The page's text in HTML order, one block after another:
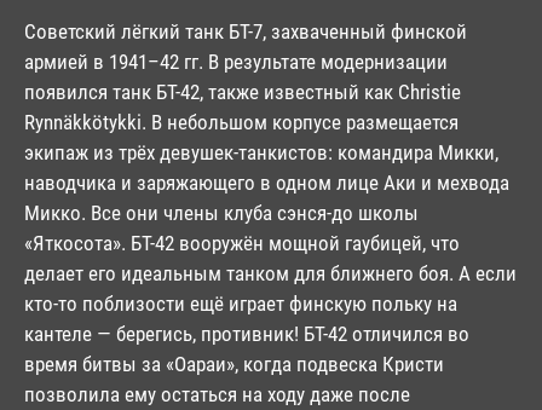
Советский лёгкий танк БТ-7, захваченный финской
армией в 1941–42 гг. В результате модернизации
появился танк БТ-42, также известный как Christie
Rynnäkkötykki. В небольшом корпусе размещается
экипаж из трёх девушек-танкистов: командира Микки,
наводчика и заряжающего в одном лице Аки и мехвода
Микко. Все они члены клуба сэнся-до школы
«Яткосота». БТ-42 вооружён мощной гаубицей, что
делает его идеальным танком для ближнего боя. А если
кто-то поблизости ещё играет финскую польку на
кантеле — берегись, противник! БТ-42 отличился во
время битвы за «Оараи», когда подвеска Кристи
позволила ему остаться на ходу даже после